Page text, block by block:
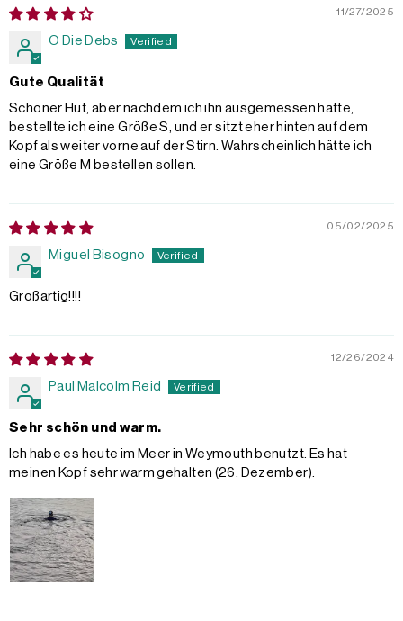
11/27/2025
O Die Debs
Gute Qualität
Schöner Hut, aber nachdem ich ihn ausgemessen hatte,
bestellte ich eine Größe S, und er sitzt eher hinten auf dem
Kopf als weiter vorne auf der Stirn. Wahrscheinlich hätte ich
eine Größe M bestellen sollen.
05/02/2025
Miguel Bisogno
Großartig!!!!
12/26/2024
Paul Malcolm Reid
Sehr schön und warm.
Ich habe es heute im Meer in Weymouth benutzt. Es hat
meinen Kopf sehr warm gehalten (26. Dezember).